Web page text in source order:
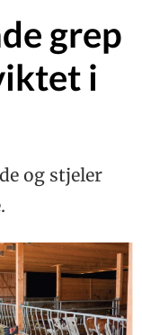
grep
i
og stjeler